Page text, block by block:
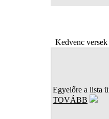
Kedvenc versek
Egyelőre a lista
TOVÁBB